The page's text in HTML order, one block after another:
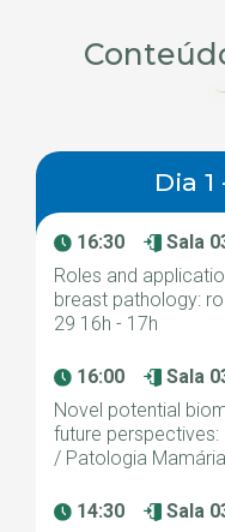
Dia
16:30
Sala
Roles and
breast pathology:
29 16h - 17h
16:00
Sala
Novel potential
future perspectives:
/ Patologia
14:30
Sala